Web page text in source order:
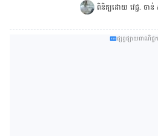
ពិនិត្យដោយ វេជ្ជ. ច
ផ្សព្វផ្សាយពាណិជ្ជក